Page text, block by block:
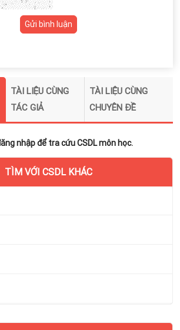
Gửi bình luận
TÀI LIỆU CÙNG
TÁC GIẢ
TÀI LIỆU CÙNG
CHUYÊN ĐỀ
nhập để tra cứu CSDL môn học.
TÌM VỚI CSDL KHÁC